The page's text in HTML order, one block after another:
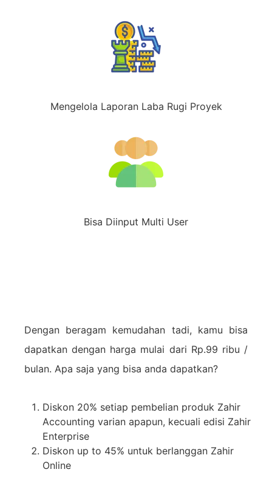
Mengelola Laporan Laba Rugi Proyek
Bisa Diinput Multi User
Dengan beragam kemudahan tadi, kamu bisa
dapatkan dengan harga mulai dari Rp.99 ribu /
bulan. Apa saja yang bisa anda dapatkan?
Diskon 20% setiap pembelian produk Zahir
Accounting varian apapun, kecuali edisi Zahir
Enterprise
Diskon up to 45% untuk berlanggan Zahir
Online